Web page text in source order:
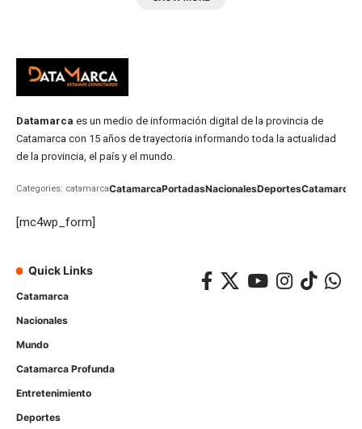
Datamarca es un medio de información digital de la provincia de
Catamarca con 15 años de trayectoria informando toda la actualidad
de la provincia, el país y el mundo.
Categories: catamarcaCatamarcaPortadasNacionalesDeportesCatamarca
[mc4wp_form]
Quick Links
Catamarca
Nacionales
Mundo
Catamarca Profunda
Entretenimiento
Deportes